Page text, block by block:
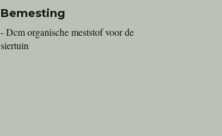
Bemesting
- Dcm organische meststof voor de
siertuin